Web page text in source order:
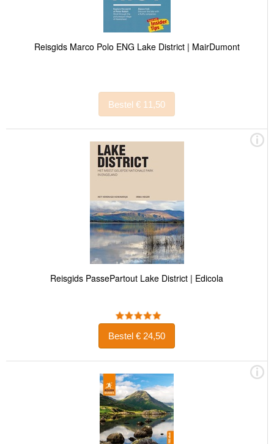
Reisgids Marco Polo ENG Lake District | MairDumont
Bestel € 11,50
Reisgids PassePartout Lake District | Edicola
Bestel € 24,50